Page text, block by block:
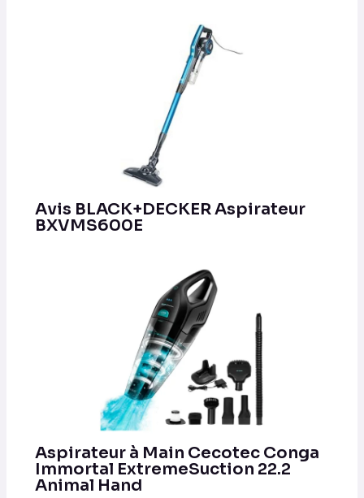
Avis BLACK+DECKER Aspirateur
BXVMS600E
Aspirateur à Main Cecotec Conga
Immortal ExtremeSuction 22.2
Animal Hand